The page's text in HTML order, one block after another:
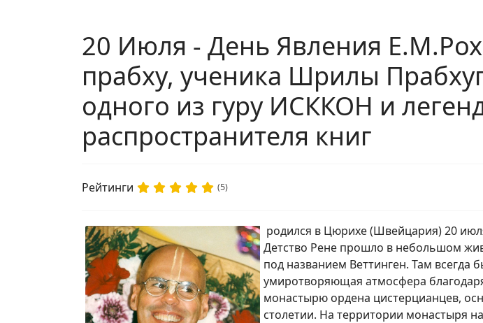
20 Июля - День Явления
прабху, ученика Шрилы
одного из гуру ИСККОН и
распространителя книг
Рейтинги (5)
родился в Цюрихе (Швейцария) 20
Детство Рене прошло в небольшом
под названием Веттинген. Там всегда
умиротворяющая атмосфера
монастырю ордена цистерцианцев,
столетии. На территории монастыря